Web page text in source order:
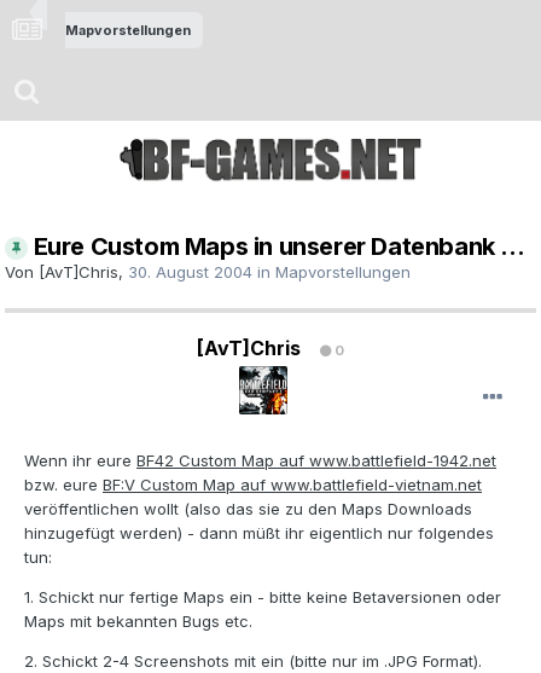
Mapvorstellungen
Eure Custom Maps in unserer Datenbank ...
Von [AvT]Chris, 30. August 2004 in Mapvorstellungen
[AvT]Chris 0
Wenn ihr eure BF42 Custom Map auf www.battlefield-1942.net
bzw. eure BF:V Custom Map auf www.battlefield-vietnam.net
veröffentlichen wollt (also das sie zu den Maps Downloads
hinzugefügt werden) - dann müßt ihr eigentlich nur folgendes
tun:
1. Schickt nur fertige Maps ein - bitte keine Betaversionen oder
Maps mit bekannten Bugs etc.
2. Schickt 2-4 Screenshots mit ein (bitte nur im .JPG Format).